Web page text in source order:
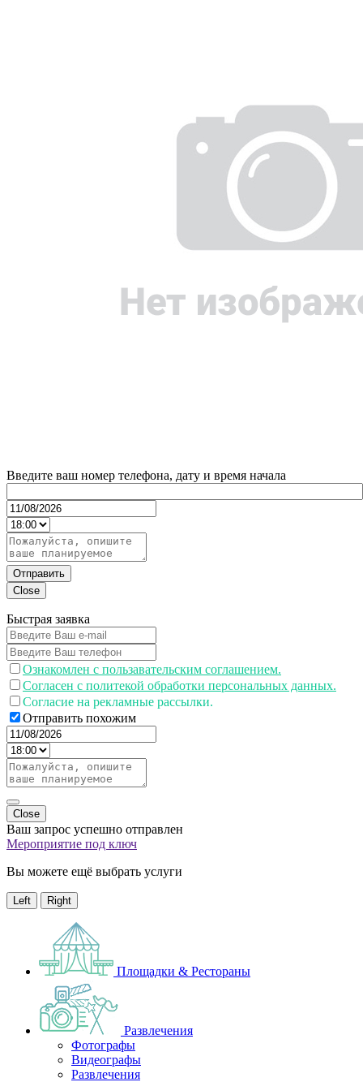
Введите ваш номер телефона, дату и время начала
Отправить
Close
Быстрая заявка
Ознакомлен с пользавательским соглашением.
Согласен с политекой обработки персональных данных.
Согласие на рекламные рассылки.
Отправить похожим
Close
Ваш запрос успешно отправлен
Мероприятие под ключ
Вы можете ещё выбрать услуги
Left Right
Площадки & Рестораны
Развлечения
Фотографы
Видеографы
Развлечения